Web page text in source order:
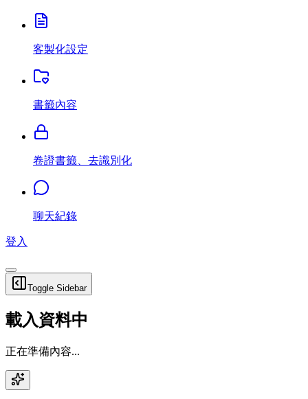
客製化設定
書籤內容
卷證書籤、去識別化
聊天紀錄
登入
Toggle Sidebar
載入資料中
正在準備內容...